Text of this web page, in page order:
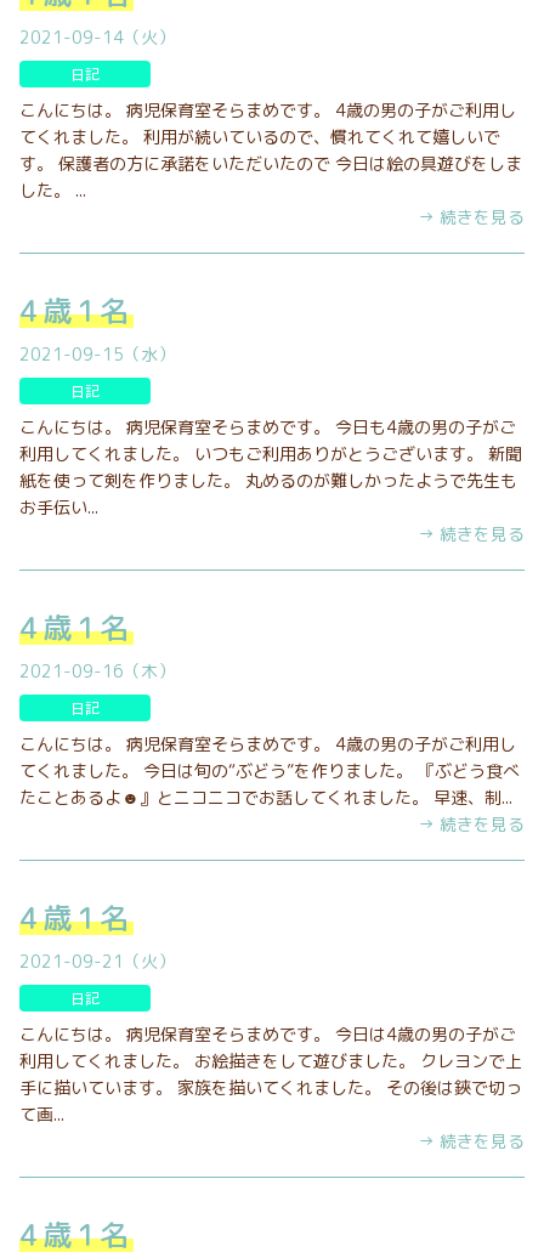
2021-09-14（火）
日記
こんにちは。 病児保育室そらまめです。 4歳の男の子がご利用し
てくれました。 利用が続いているので、慣れてくれて嬉しいで
す。 保護者の方に承諾をいただいたので 今日は絵の具遊びをしま
した。 ...
→ 続きを見る
4歳1名
2021-09-15（水）
日記
こんにちは。 病児保育室そらまめです。 今日も4歳の男の子がご
利用してくれました。 いつもご利用ありがとうございます。 新聞
紙を使って剣を作りました。 丸めるのが難しかったようで先生も
お手伝い...
→ 続きを見る
4歳1名
2021-09-16（木）
日記
こんにちは。 病児保育室そらまめです。 4歳の男の子がご利用し
てくれました。 今日は旬の“ぶどう”を作りました。 『ぶどう食べ
たことあるよ☻』とニコニコでお話してくれました。 早速、制...
→ 続きを見る
4歳1名
2021-09-21（火）
日記
こんにちは。 病児保育室そらまめです。 今日は4歳の男の子がご
利用してくれました。 お絵描きをして遊びました。 クレヨンで上
手に描いています。 家族を描いてくれました。 その後は鋏で切っ
て画...
→ 続きを見る
4歳1名